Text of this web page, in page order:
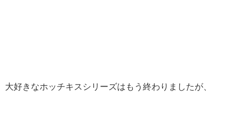
大好きなホッチキスシリーズはもう終わりましたが、